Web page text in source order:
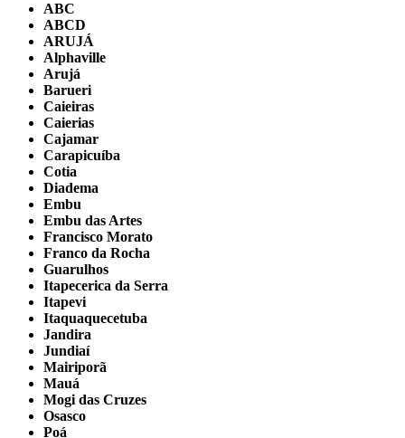
ABC
ABCD
ARUJÁ
Alphaville
Arujá
Barueri
Caieiras
Caierias
Cajamar
Carapicuíba
Cotia
Diadema
Embu
Embu das Artes
Francisco Morato
Franco da Rocha
Guarulhos
Itapecerica da Serra
Itapevi
Itaquaquecetuba
Jandira
Jundiaí
Mairiporã
Mauá
Mogi das Cruzes
Osasco
Poá